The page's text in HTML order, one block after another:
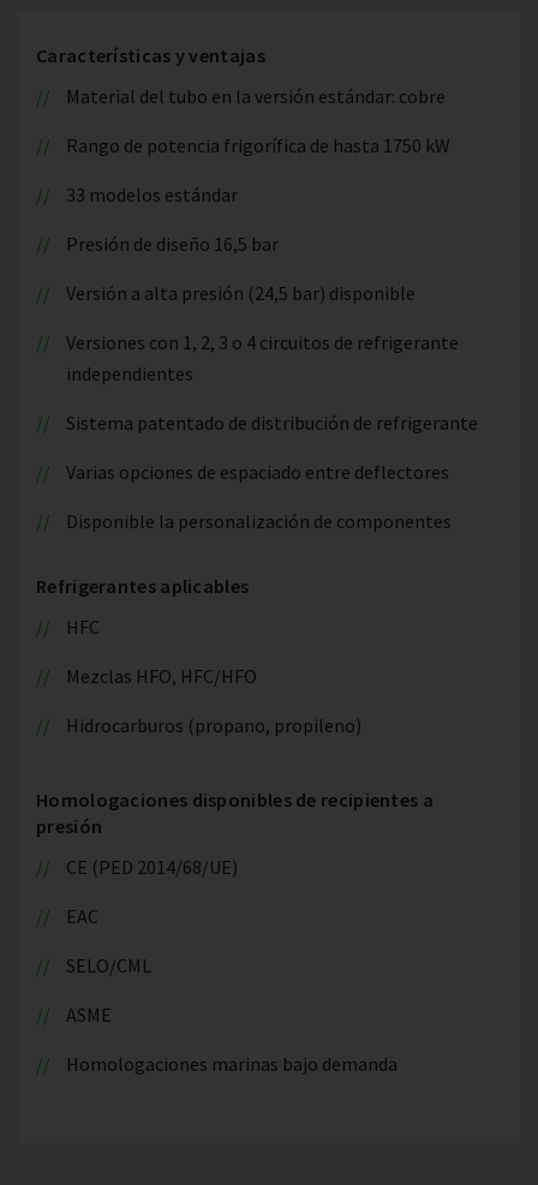
Características y ventajas
Material del tubo en la versión estándar: cobre
Rango de potencia frigorífica de hasta 1750 kW
33 modelos estándar
Presión de diseño 16,5 bar
Versión a alta presión (24,5 bar) disponible
Versiones con 1, 2, 3 o 4 circuitos de refrigerante
independientes
Sistema patentado de distribución de refrigerante
Varias opciones de espaciado entre deflectores
Disponible la personalización de componentes
Refrigerantes aplicables
HFC
Mezclas HFO, HFC/HFO
Hidrocarburos (propano, propileno)
Homologaciones disponibles de recipientes a
presión
CE (PED 2014/68/UE)
EAC
SELO/CML
ASME
Homologaciones marinas bajo demanda